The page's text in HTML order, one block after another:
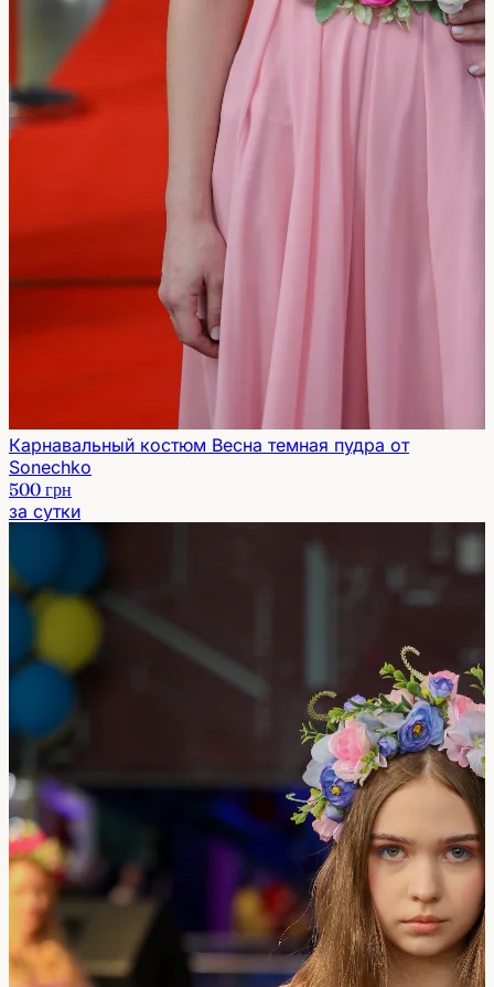
Карнавальный костюм Весна темная пудра от
Sonechko
500 грн
за сутки